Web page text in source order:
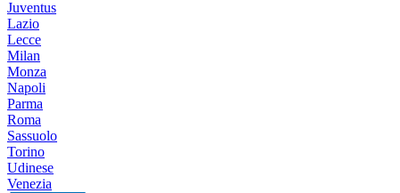
Juventus
Lazio
Lecce
Milan
Monza
Napoli
Parma
Roma
Sassuolo
Torino
Udinese
Venezia